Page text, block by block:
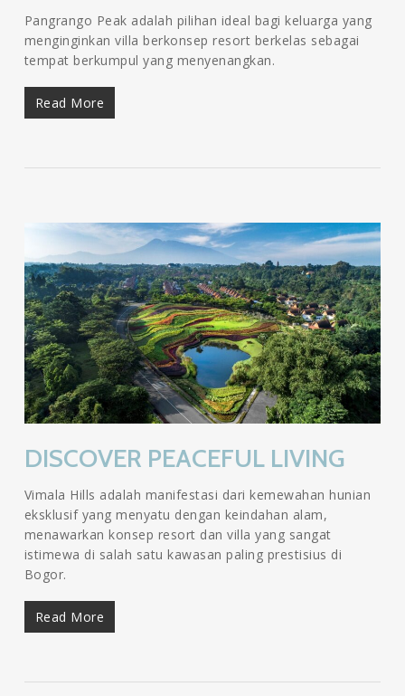
Pangrango Peak adalah pilihan ideal bagi keluarga yang
menginginkan villa berkonsep resort berkelas sebagai
tempat berkumpul yang menyenangkan.
Read More
DISCOVER PEACEFUL LIVING
Vimala Hills adalah manifestasi dari kemewahan hunian
eksklusif yang menyatu dengan keindahan alam,
menawarkan konsep resort dan villa yang sangat
istimewa di salah satu kawasan paling prestisius di
Bogor.
Read More